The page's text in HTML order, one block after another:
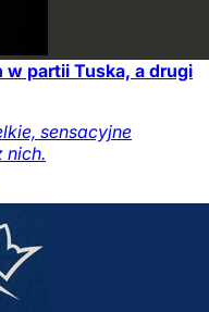
w partii Tuska, a drugi
sensacyjne
nich.